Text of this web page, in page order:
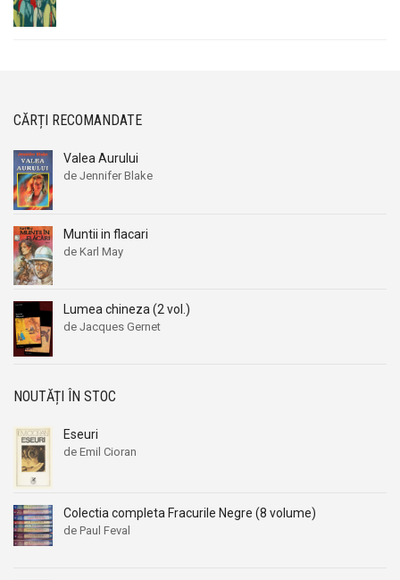
CĂRȚI RECOMANDATE
Valea Aurului
de Jennifer Blake
Muntii in flacari
de Karl May
Lumea chineza (2 vol.)
de Jacques Gernet
NOUTĂȚI ÎN STOC
Eseuri
de Emil Cioran
Colectia completa Fracurile Negre (8 volume)
de Paul Feval